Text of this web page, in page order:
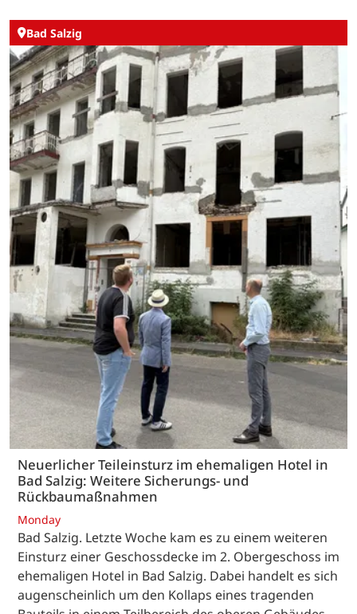
Bad Salzig
Neuerlicher Teileinsturz im ehemaligen Hotel in
Bad Salzig: Weitere Sicherungs- und
Rückbaumaßnahmen
Monday
Bad Salzig. Letzte Woche kam es zu einem weiteren
Einsturz einer Geschossdecke im 2. Obergeschoss im
ehemaligen Hotel in Bad Salzig. Dabei handelt es sich
augenscheinlich um den Kollaps eines tragenden